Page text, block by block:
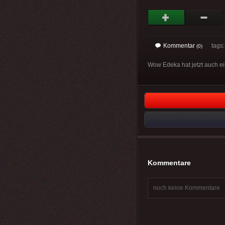
Kommentar (0)
Wow Edeka hat jetzt auch
Kommentare
noch keine Kommentare